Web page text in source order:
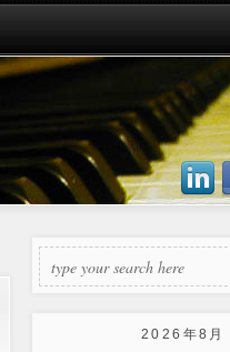
2026年8月